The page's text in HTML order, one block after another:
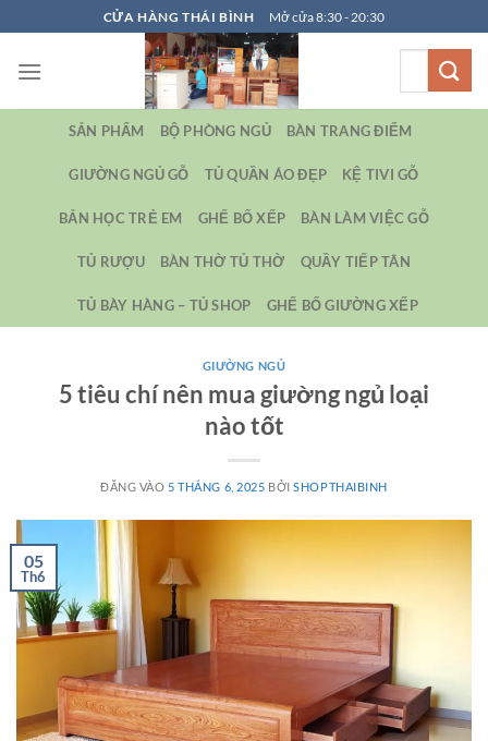
qua
nội
CỬA HÀNG THÁI BÌNH Mở cửa 8:30 - 20:30
SẢN PHẨM BỘ PHÒNG NGỦ BÀN TRANG ĐIỂM
GIƯỜNG NGỦ GỖ TỦ QUẦN ÁO ĐẸP KỆ TIVI GỖ
BẢN HỌC TRẺ EM GHẾ BỐ XẾP BÀN LÀM VIỆC GỖ
TỦ RƯỢU BÀN THỜ TỦ THỜ QUẦY TIẾP TÂN
TỦ BÀY HÀNG – TỦ SHOP GHẾ BỐ GIƯỜNG XẾP
GIƯỜNG NGỦ
5 tiêu chí nên mua giường ngủ loại
nào tốt
ĐĂNG VÀO 5 THÁNG 6, 2025 BỞISHOPTHAIBINH
05
Th6